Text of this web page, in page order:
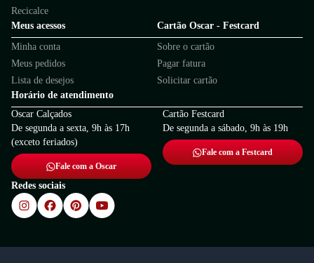
Recicalce
Meus acessos
Minha conta
Meus pedidos
Lista de desejos
Cartão Oscar - Festcard
Sobre o cartão
Pagar fatura
Solicitar cartão
Horário de atendimento
Oscar Calçados
De segunda a sexta, 9h às 17h
(exceto feriados)
Fale com a Oscar
Cartão Festcard
De segunda a sábado, 9h às 19h
Fale com a Festcard
Redes sociais